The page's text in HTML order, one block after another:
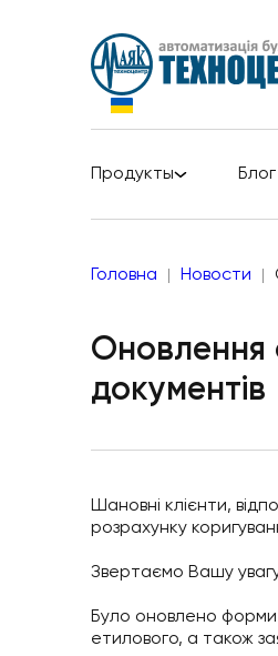
Продукты Блог
Головна Новости
Оновлення
документів
Шановні клієнти,
розрахунку
Звертаємо Вашу
Було оновлено форми
етилового, а також